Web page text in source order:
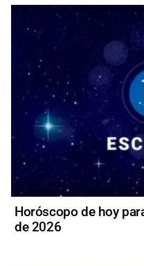
Horóscopo de hoy
de 2026